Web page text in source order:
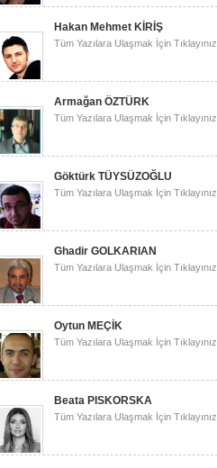
Hakan Mehmet KİRİŞ
Tüm Yazılara Ulaşmak İçin Tıklayınız.
Armağan ÖZTÜRK
Tüm Yazılara Ulaşmak İçin Tıklayınız.
Göktürk TÜYSÜZOĞLU
Tüm Yazılara Ulaşmak İçin Tıklayınız.
Ghadir GOLKARIAN
Tüm Yazılara Ulaşmak İçin Tıklayınız.
Oytun MEÇİK
Tüm Yazılara Ulaşmak İçin Tıklayınız.
Beata PISKORSKA
Tüm Yazılara Ulaşmak İçin Tıklayınız.